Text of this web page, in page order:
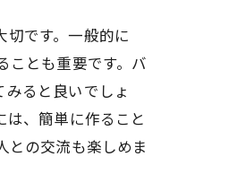
です。一般的に
ことも重要です。バ
ると良いでしょ
は、簡単に作ること
との交流も楽しめま